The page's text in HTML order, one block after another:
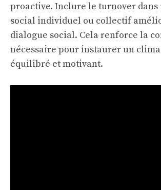
proactive. Inclure le turnover
social individuel ou collectif
dialogue social. Cela renforce la
nécessaire pour instaurer un
équilibré et motivant.